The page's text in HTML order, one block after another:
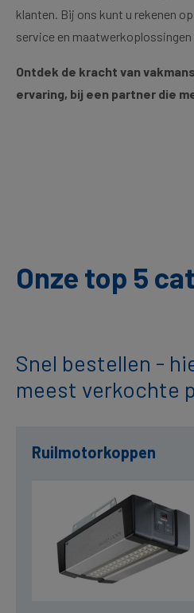
klanten. Bij ons kunt u rekenen
service en maatwerkoplossingen
Ontdek de kracht van
ervaring, bij een partner die
Onze top 5
Snel bestellen -
meest verkochte
Ruilmotorkoppen